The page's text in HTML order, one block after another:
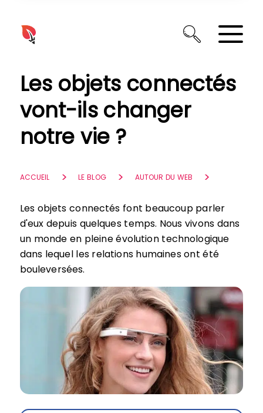
Les objets connectés
vont-ils changer
notre vie ?
ACCUEIL LE BLOG AUTOUR DU WEB
Les objets connectés font beaucoup parler
d'eux depuis quelques temps. Nous vivons dans
un monde en pleine évolution technologique
dans lequel les relations humaines ont été
bouleversées.